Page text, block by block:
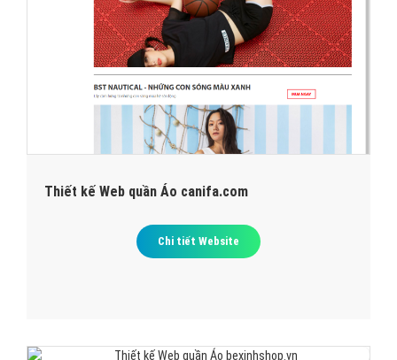
Thiết kế Web quần Áo canifa.com
Chi tiết Website